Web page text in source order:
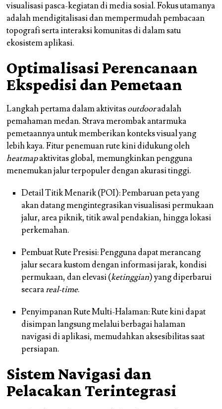
visualisasi pasca-kegiatan di media sosial. Fokus utamanya
adalah mendigitalisasi dan mempermudah pembacaan
topografi serta interaksi komunitas di dalam satu
ekosistem aplikasi.
Optimalisasi Perencanaan
Ekspedisi dan Pemetaan
Langkah pertama dalam aktivitasoutdooradalah
pemahaman medan. Strava merombak antarmuka
pemetaannya untuk memberikan konteks visual yang
lebih kaya. Fitur penemuan rute kini didukung oleh
heatmapaktivitas global, memungkinkan pengguna
menemukan jalur terpopuler dengan akurasi tinggi.
Detail Titik Menarik (POI): Pembaruan peta yang
akan datang mengintegrasikan visualisasi permukaan
jalur, area piknik, titik awal pendakian, hingga lokasi
perkemahan.
Pembuat Rute Presisi: Pengguna dapat merancang
jalur secara kustom dengan informasi jarak, kondisi
permukaan, dan elevasi (ketinggian) yang diperbarui
secarareal-time.
Penyimpanan Rute Multi-Halaman: Rute kini dapat
disimpan langsung melalui berbagai halaman
navigasi di aplikasi, memudahkan aksesibilitas saat
persiapan.
Sistem Navigasi dan
Pelacakan Terintegrasi